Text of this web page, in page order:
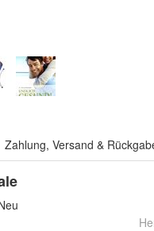
Zahlung, Versand &